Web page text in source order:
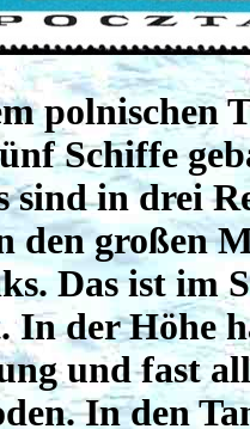
polnischen
Schiffe
sind in drei
den großen
Das ist im
In der Höhe
und fast
In den